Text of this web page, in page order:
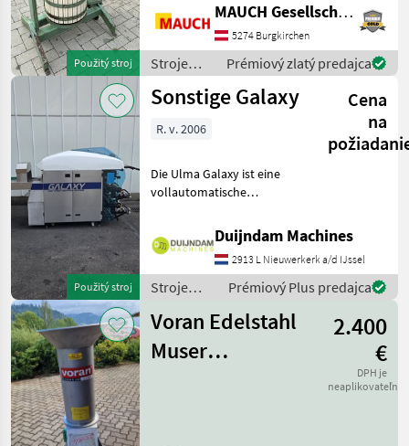
Použitý stroj
na vás mohol vyhradiť
dostatok času, prosím,
dohodnite si so
MAUCH Gesellschaft m.b.H. & Co.KG
5274 Burgkirchen
Stroje
ovocinárstva
/ Sonstige
Prémiový zlatý predajca
Použitý stroj
Sonstige Galaxy
Cena
na
R. v. 2006
Die Ulma Galaxy ist eine
vollautomatische
zum Verpacken von
Frischprodukten auf
Gemüse, Obst und Frisch
Duijndam Machines
2913 L Nieuwerkerk a/d IJssel
Stroje
/ Sonstige
Prémiový Plus predajca
Voran Edelstahl
Muser
2.400
€
DPH je
neaplikovateľné